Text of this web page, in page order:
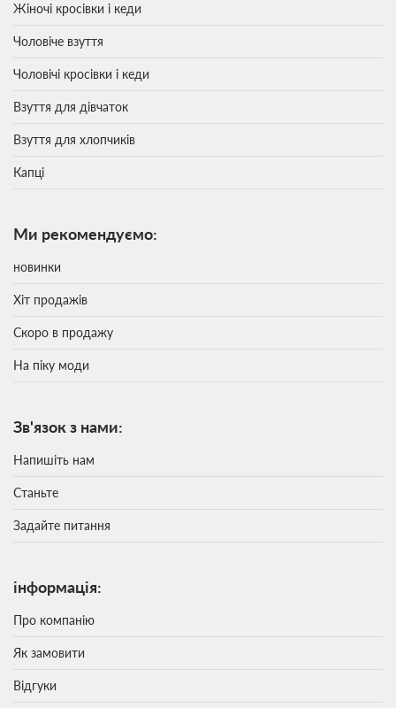
Жіночі кросівки і кеди
Чоловіче взуття
Чоловічі кросівки і кеди
Взуття для дівчаток
Взуття для хлопчиків
Капці
Ми рекомендуємо:
новинки
Хіт продажів
Скоро в продажу
На піку моди
Зв'язок з нами:
Напишіть нам
Станьте
Задайте питання
інформація:
Про компанію
Як замовити
Відгуки